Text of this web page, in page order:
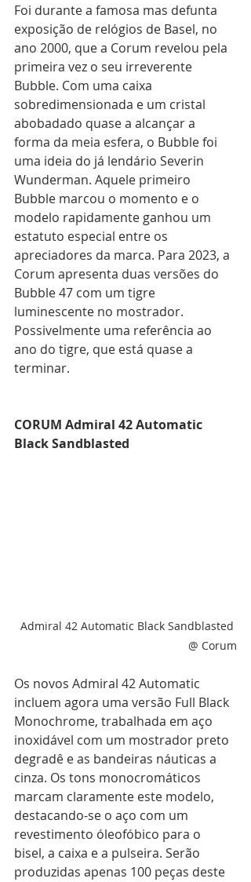
Foi durante a famosa mas defunta
exposição de relógios de Basel, no
ano 2000, que a Corum revelou pela
primeira vez o seu irreverente
Bubble. Com uma caixa
sobredimensionada e um cristal
abobadado quase a alcançar a
forma da meia esfera, o Bubble foi
uma ideia do já lendário Severin
Wunderman. Aquele primeiro
Bubble marcou o momento e o
modelo rapidamente ganhou um
estatuto especial entre os
apreciadores da marca. Para 2023, a
Corum apresenta duas versões do
Bubble 47 com um tigre
luminescente no mostrador.
Possivelmente uma referência ao
ano do tigre, que está quase a
terminar.
CORUM Admiral 42 Automatic
Black Sandblasted
Admiral 42 Automatic Black Sandblasted
@ Corum
Os novos Admiral 42 Automatic
incluem agora uma versão Full Black
Monochrome, trabalhada em aço
inoxidável com um mostrador preto
degradê e as bandeiras náuticas a
cinza. Os tons monocromáticos
marcam claramente este modelo,
destacando-se o aço com um
revestimento óleofóbico para o
bisel, a caixa e a pulseira. Serão
produzidas apenas 100 peças deste